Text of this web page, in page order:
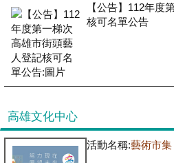
【公告】112年度
核可名單公告
高雄文化中心
活動名稱:藝術市集